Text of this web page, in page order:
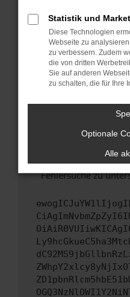
Betriebssystem
sind.
Veraltete Software
Sicherheitsrisiko,
führen, dass
unterstützt werden.
Wende dich an
Wenn du alle oben
hast, kontaktiere
versuchen, das
uns diesen Text
Fehlersuche zu
Statistik und
Diese Technologien
Webseite zu
zu verbessern. Zudem
die von dritten
Sie auf anderen
zu schalten, die für Ihre
Optionale
Alle